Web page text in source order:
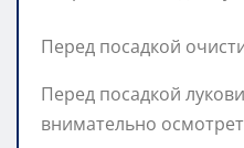
Перед посадкой
Перед посадкой
внимательно